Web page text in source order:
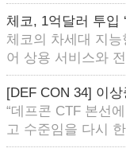
체코, 1억달러 투입
체코의 차세대 지
어 상용 서비스와
[DEF CON 34] 이
“데프콘 CTF 본선
고 수준임을 다시